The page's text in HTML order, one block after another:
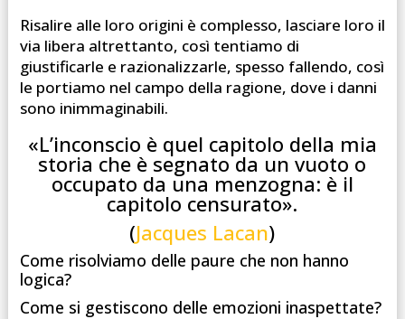
Risalire alle loro origini è complesso, lasciare loro il
via libera altrettanto, così tentiamo di
giustificarle e razionalizzarle, spesso fallendo, così
le portiamo nel campo della ragione, dove i danni
sono inimmaginabili.
«L’inconscio è quel capitolo della mia
storia che è segnato da un vuoto o
occupato da una menzogna: è il
capitolo censurato».
(Jacques Lacan)
Come risolviamo delle paure che non hanno
logica?
Come si gestiscono delle emozioni inaspettate?